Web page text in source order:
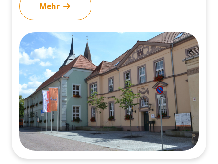
Mehr